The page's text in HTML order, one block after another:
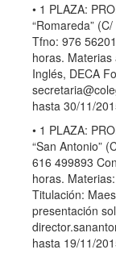
• 1 PLAZA:
“Romareda”
Tfno: 976
horas. Materias
Inglés, DECA
hasta 30/11/
• 1 PLAZA:
“San Antonio”
616 499893
horas.
Titulación:
presentación
hasta 19/11/